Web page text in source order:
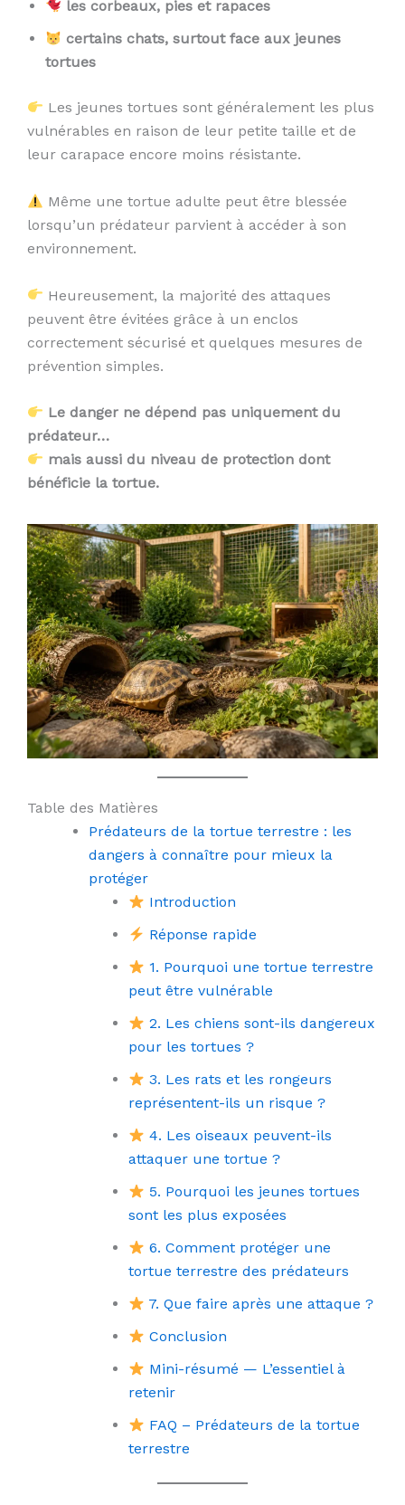
les corbeaux, pies et rapaces
certains chats, surtout face aux jeunes
tortues
Les jeunes tortues sont généralement les plus
vulnérables en raison de leur petite taille et de
leur carapace encore moins résistante.
Même une tortue adulte peut être blessée
lorsqu’un prédateur parvient à accéder à son
environnement.
Heureusement, la majorité des attaques
peuvent être évitées grâce à un enclos
correctement sécurisé et quelques mesures de
prévention simples.
Le danger ne dépend pas uniquement du
prédateur…
mais aussi du niveau de protection dont
bénéficie la tortue.
Table des Matières
Prédateurs de la tortue terrestre : les
dangers à connaître pour mieux la
protéger
Introduction
Réponse rapide
1. Pourquoi une tortue terrestre
peut être vulnérable
2. Les chiens sont-ils dangereux
pour les tortues ?
3. Les rats et les rongeurs
représentent-ils un risque ?
4. Les oiseaux peuvent-ils
attaquer une tortue ?
5. Pourquoi les jeunes tortues
sont les plus exposées
6. Comment protéger une
tortue terrestre des prédateurs
7. Que faire après une attaque ?
Conclusion
Mini-résumé — L’essentiel à
retenir
FAQ – Prédateurs de la tortue
terrestre